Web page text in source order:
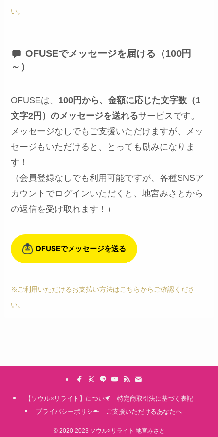
い。
OFUSEでメッセージを届ける（100円
～）
OFUSEは、 100円から、金額に応じた文字数（1
文字2円）のメッセージを送れるサービスです。
メッセージなしでもご支援いただけますが、メッ
セージもいただけると、とっても励みになりま
す！
（会員登録なしでも利用可能ですが、各種SNSア
カウントでログインいただくと、地宮みさとから
の返信を受け取れます！）
※ご利用いただけるお支払い方法はこちらからご確認くださ
い。
【ソウル×リライト】について
特定商取引法に基づく表記
プライバシーポリシー
ご支援いただけるあなたへ
©2020-2023 ソウル×リライト 地宮みさと